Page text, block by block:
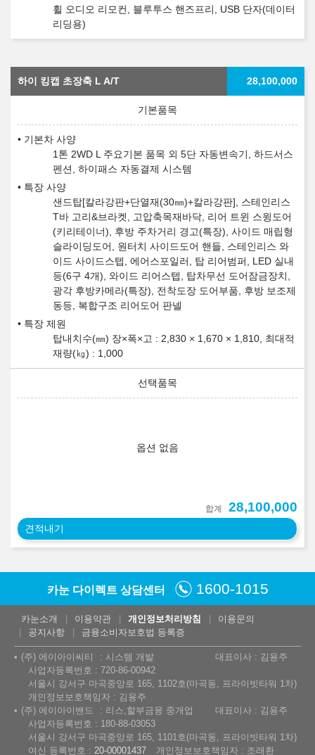
휠 오디오 리모컨, 블루투스 핸즈프리, USB 단자(데이터
리딩용)
하이 킹캡 초장축 L A/T 28,100,000
기본차 사양
1톤 2WD L 주요기본 품목 외 5단 자동변속기, 하드서스
펜션, 하이패스 자동결제 시스템
특장 사양
샌드탑[칼라강판+단열재(30㎜)+칼라강판], 스테인리스
T바 고리&브라켓, 고압축목재바닥, 리어 트윈 스윙도어
(키리테이너), 후방 주차거리 경고(특장), 사이드 매립형
슬라이딩도어, 원터치 사이드도어 핸들, 스테인리스 와
이드 사이드스텝, 에어스포일러, 탑 리어범퍼, LED 실내
등(6구 4개), 와이드 리어스텝, 탑차무선 도어잠금장치,
광각 후방카메라(특장), 전착도장 도어부품, 후방 보조제
동등, 복합구조 리어도어 판넬
특장 제원
탑내치수(㎜) 장×폭×고 : 2,830 × 1,670 × 1,810, 최대적
재량(㎏) : 1,000
옵션 없음
합계 28,100,000
견적내기
카눈 다이렉트 상담센터 1600-1015
카눈소개 이용약관 개인정보처리방침
이용문의
공지사항
금융소비자보호법 등록증
(주) 에이아이씨티 시스템 개발
대표이사 : 김용주
사업자등록번호 : 720-86-00942
서울시 강서구 마곡중앙로 165, 1102호(마곡동, 프라이빗타워 1차)
개인정보보호책임자 : 김용주
(주) 에이아이밴드
리스,할부금융 중개업
대표이사 : 김용주
사업자등록번호 : 180-88-03053
서울시 강서구 마곡중앙로 165, 1101호(마곡동, 프라이빗타워 1차)
여신 등록번호 : 20-00001437 개인정보보호책임자 : 조래환